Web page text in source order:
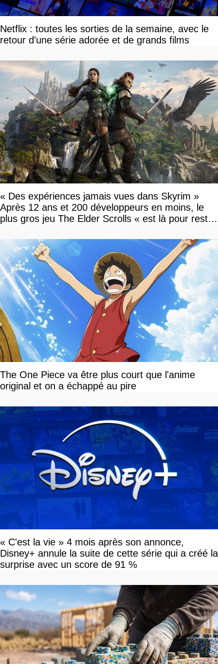
Netflix : toutes les sorties de la semaine, avec le
retour d'une série adorée et de grands films
« Des expériences jamais vues dans Skyrim »
Après 12 ans et 200 développeurs en moins, le
plus gros jeu The Elder Scrolls « est là pour rester
The One Piece va être plus court que l'anime
original et on a échappé au pire
« C'est la vie » 4 mois après son annonce,
Disney+ annule la suite de cette série qui a créé la
surprise avec un score de 91 %